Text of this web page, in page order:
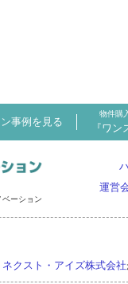
事例を見る
物件購
『ワ
ーション
運営
ネクスト・アイズ株式会社